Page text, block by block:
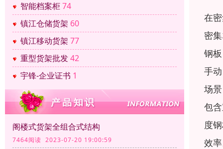
智能档案柜74
镇江仓储货架 60
镇江移动货架 77
重型货架批发42
宇锋-企业证书 1
阁楼式货架全组合式结构
7464阅读 2023-07-20 19:00:59
在
密
钢
手
场
包
度
效